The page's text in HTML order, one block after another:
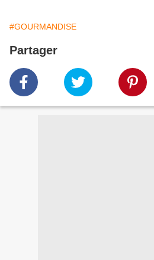
#GOURMANDISE
Partager